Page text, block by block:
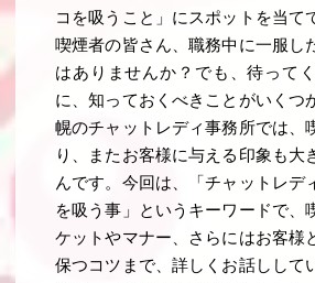
コを吸うこと」にスポットを当て
喫煙者の皆さん、職務中に一服し
はありませんか？でも、待って
に、知っておくべきことがいくつ
幌のチャットレディ事務所では、
り、またお客様に与える印象も大
んです。今回は、「チャットレデ
を吸う事」というキーワードで、
ケットやマナー、さらにはお客様
保つコツまで、詳しくお話しして